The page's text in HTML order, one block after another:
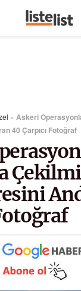
» Askeri
40 Çarpıcı Fotoğraf